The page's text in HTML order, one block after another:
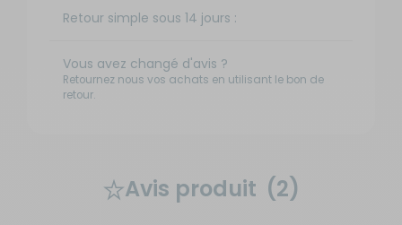
Retour simple sous 14 jours :
Vous avez changé d'avis ?
Retournez nous vos achats en utilisant le bon de
retour.
Avis produit (2)